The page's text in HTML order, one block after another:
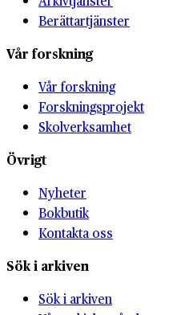
Berättartjänster
Vår forskning
Vår forskning
Forskningsprojekt
Skolverksamhet
Övrigt
Nyheter
Bokbutik
Kontakta oss
Sök i arkiven
Sök i arkiven